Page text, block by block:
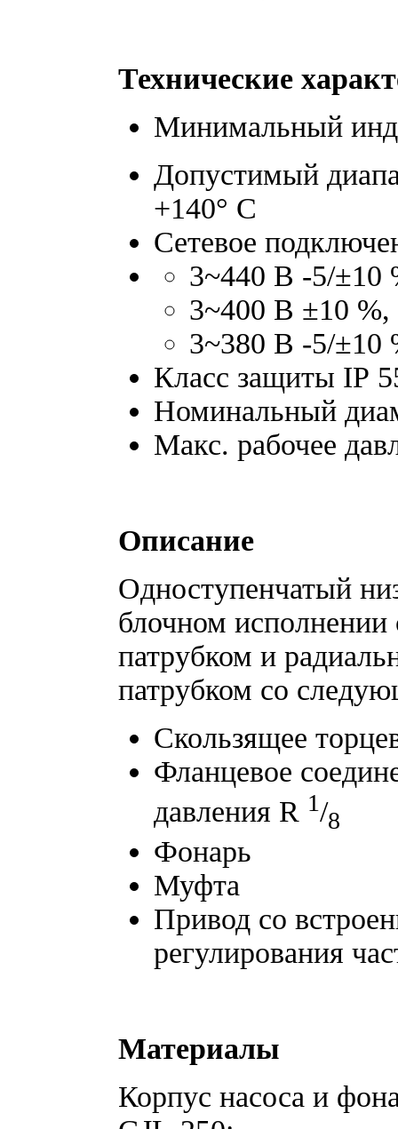
Технические
Минимальный
Допустимый
+140° C
Сетевое
3~440 В -5/±10
3~400 В ±10
3~380 В -5/±10
Класс защиты IP
Номинальный
Макс. рабочее
Описание
Одноступенчатый
блочном
патрубком и
патрубком со
Скользящее
Фланцевое
давления R 1/8
Фонарь
Муфта
Привод со
регулирования
Материалы
Корпус насоса и